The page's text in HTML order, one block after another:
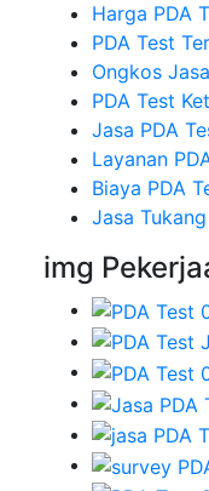
Harga PDA
PDA Test
Ongkos
PDA Test
Jasa PDA
Layanan
Biaya PDA
Jasa
img